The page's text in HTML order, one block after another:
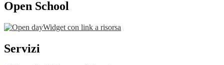
Open School
Widget con link a risorsa
Servizi